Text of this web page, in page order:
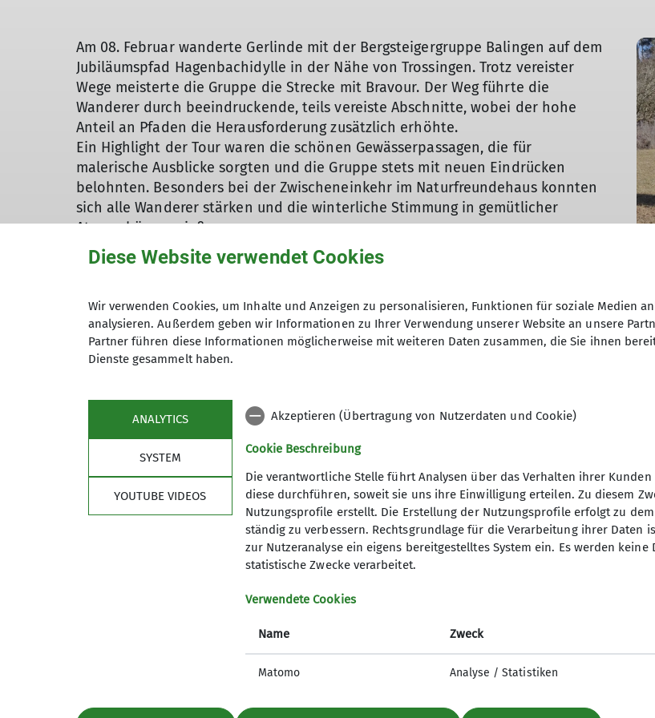
Am 08. Februar wanderte Gerlinde mit der Bergsteigergruppe Balingen auf dem
Jubiläumspfad Hagenbachidylle in der Nähe von Trossingen. Trotz vereister
Wege meisterte die Gruppe die Strecke mit Bravour. Der Weg führte die
Wanderer durch beeindruckende, teils vereiste Abschnitte, wobei der hohe
Anteil an Pfaden die Herausforderung zusätzlich erhöhte.
Ein Highlight der Tour waren die schönen Gewässerpassagen, die für
malerische Ausblicke sorgten und die Gruppe stets mit neuen Eindrücken
belohnten. Besonders bei der Zwischeneinkehr im Naturfreundehaus konnten
sich alle Wanderer stärken und die winterliche Stimmung in gemütlicher
Atmosphäre genießen.
Der Abschluss der Wanderung fand im Gasthaus Plettenberg statt, wo sich die
Gruppe bei einem sehr guten Essen von der schönen Tour erholen konnte. Die
landschaftlichen Eindrücke, sondern auch durch die Gemeinschaft und die
gute Organisation unvergesslich blieb.
Bericht: Edgar Heidinger
© DAV Ebingen
Diese Website verwendet Cookies
Wir verwenden Cookies, um Inhalte und Anzeigen zu personalisieren, Funktionen für soziale Medien
analysieren. Außerdem geben wir Informationen zu Ihrer Verwendung unserer Website an unsere
Partner führen diese Informationen möglicherweise mit weiteren Daten zusammen, die Sie ihnen
Dienste gesammelt haben.
ANALYTICS
SYSTEM
YOUTUBE VIDEOS
Akzeptieren (Übertragung von Nutzerdaten und Cookie)
Cookie Beschreibung
Die verantwortliche Stelle führt Analysen über das Verhalten ihrer
diese durchführen, soweit sie uns ihre Einwilligung erteilen. Zu diesem
Nutzungsprofile erstellt. Die Erstellung der Nutzungsprofile erfolgt zu
ständig zu verbessern. Rechtsgrundlage für die Verarbeitung ihrer Daten
zur Nutzeranalyse ein eigens bereitgestelltes System ein. Es werden
statistische Zwecke verarbeitet.
Verwendete Cookies
Name Zweck
Matomo Analyse / Statistiken